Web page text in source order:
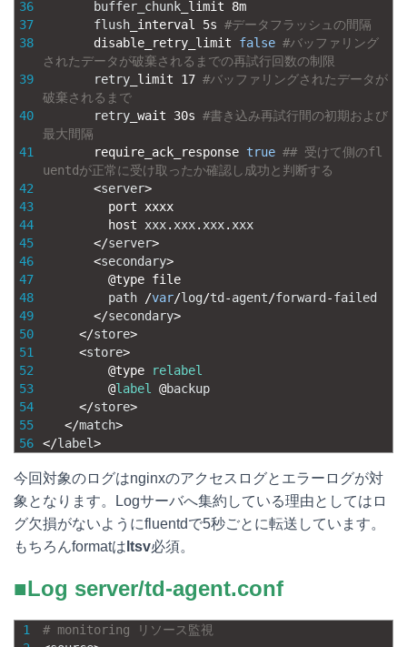
36
37
38
39
40
41
42
43
44
45
46
47
48
49
50
51
52
53
54
55
56
buffer_chunk limit
8m
flush interval 5s #データフラッシュの間隔
disable_retry_limit false #バッファリング
されたデータが破棄されるまでの再試行回数の制限
retry limit 17 #バッファリングされたデータが
破棄されるまで
retry wait 30s #書き込み再試行間の初期および
最大間隔
require_ack_response true ## 受けて側のfl
uentdが正常に受け取ったか確認し成功と判断する
<server>
port xxxx
host xxx. xxx. xxx. xxx
</server>
<secondary>
@type file
path
/var/log/td-agent/forward-failed
</secondary>
</store>
<store>
@type
relabel
@label @backup
</store>
</match>
</label>
今回対象のログはnginxのアクセスログとエラーログが対
象となります。Logサーバへ集約している理由としてはロ
グ欠損がないようにfluentdで5秒ごとに転送しています。
もちろんformatは ltsv必須。
■Log server/td-agent.conf
1
# monitoring リソース監視